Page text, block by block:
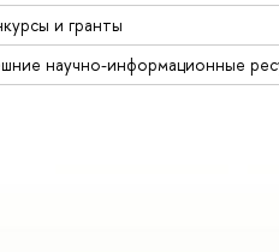
и гранты
научно-информационные